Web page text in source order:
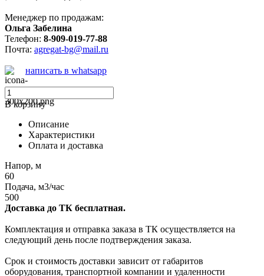
Менеджер по продажам:
Ольга Забелина
Телефон: 8-909-019-77-88
Почта: agregat-bg@mail.ru
написать в whatsapp
В корзину
Описание
Характеристики
Оплата и доставка
Напор, м
60
Подача, м3/час
500
Доставка до ТК бесплатная.
Комплектация и отправка заказа в ТК осуществляется на
следующий день после подтверждения заказа.
Срок и стоимость доставки зависит от габаритов
оборудования, транспортной компании и удаленности